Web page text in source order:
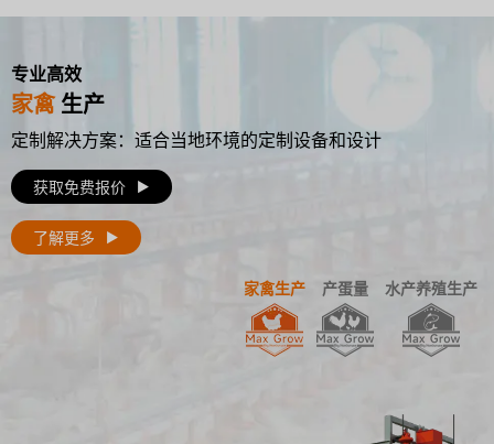
专业高效
家禽 生产
定制解决方案：适合当地环境的定制设备和设计
获取免费报价
了解更多
家禽生产 产蛋量 水产养殖生产